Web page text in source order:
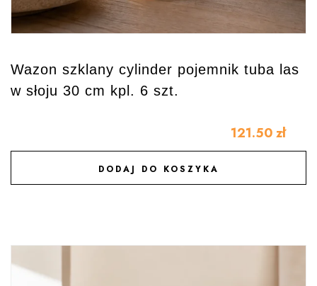
Wazon szklany cylinder pojemnik tuba las
w słoju 30 cm kpl. 6 szt.
121.50 zł
DODAJ DO KOSZYKA
DODAJ DO ULUBIONYCH